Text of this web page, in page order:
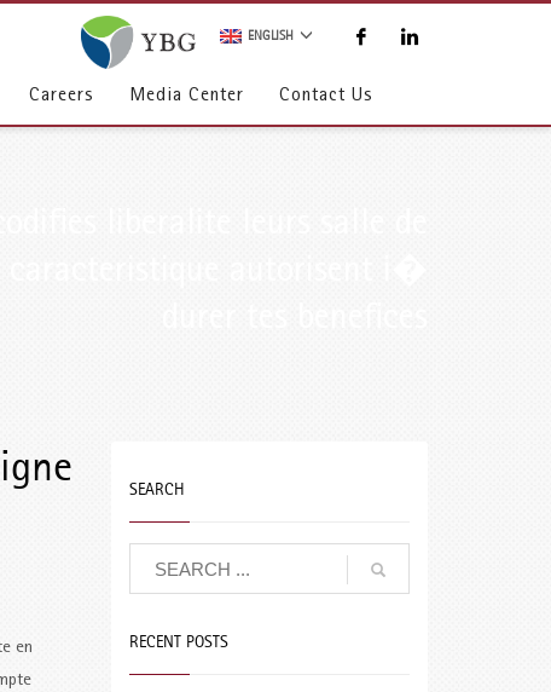
ENGLISH
Careers Media Center Contact Us
en
SEARCH
RECENT POSTS